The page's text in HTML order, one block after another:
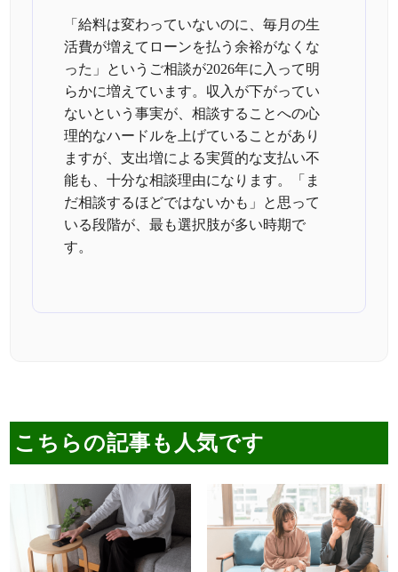
「給料は変わっていないのに、毎月の生
活費が増えてローンを払う余裕がなくな
った」というご相談が2026年に入って明
らかに増えています。収入が下がってい
ないという事実が、相談することへの心
理的なハードルを上げていることがあり
ますが、支出増による実質的な支払い不
能も、十分な相談理由になります。「ま
だ相談するほどではないかも」と思って
いる段階が、最も選択肢が多い時期で
す。
こちらの記事も人気です